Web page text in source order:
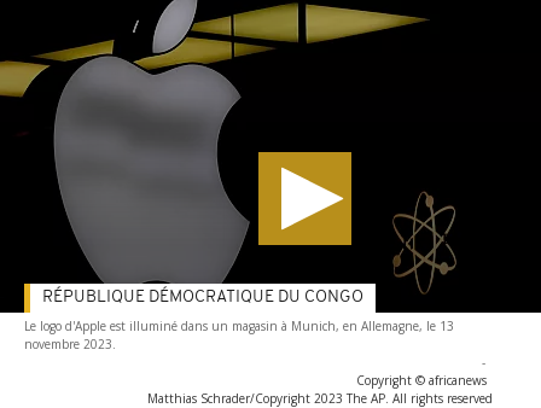
Le logo d'Apple est illuminé dans un magasin à Munich, en Allemagne, le 13
novembre 2023.
-
Copyright © africanews
Matthias Schrader/Copyright 2023 The AP. All rights reserved
RÉPUBLIQUE DÉMOCRATIQUE DU CONGO